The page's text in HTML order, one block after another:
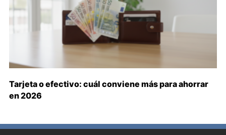
Tarjeta o efectivo: cuál conviene más para ahorrar
en 2026